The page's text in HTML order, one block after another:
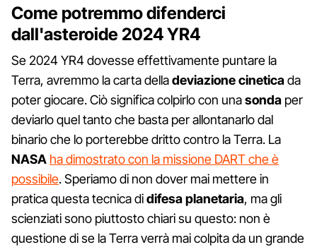
Come potremmo difenderci
dall'asteroide 2024 YR4
Se 2024 YR4 dovesse effettivamente puntare la
Terra, avremmo la carta delladeviazione cineticada
poter giocare. Ciò significa colpirlo con unasonda per
deviarlo quel tanto che basta per allontanarlo dal
binario che lo porterebbe dritto contro la Terra. La
NASA ha dimostrato con la missione DART che è
possibile. Speriamo di non dover mai mettere in
pratica questa tecnica didifesa planetaria, ma gli
scienziati sono piuttosto chiari su questo: non è
questione di se la Terra verrà mai colpita da un grande